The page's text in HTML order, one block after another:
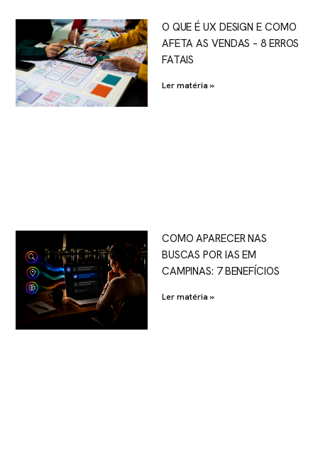
O QUE É UX DESIGN E COMO
AFETA AS VENDAS – 8 ERROS
FATAIS
Ler matéria »
COMO APARECER NAS
BUSCAS POR IAS EM
CAMPINAS: 7 BENEFÍCIOS
Ler matéria »